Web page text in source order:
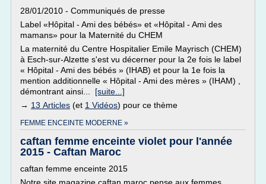
28/01/2010 - Communiqués de presse
Label «Hôpital - Ami des bébés» et «Hôpital - Ami des
mamans» pour la Maternité du CHEM
La maternité du Centre Hospitalier Emile Mayrisch (CHEM)
à Esch-sur-Alzette s'est vu décerner pour la 2e fois le label
« Hôpital - Ami des bébés » (IHAB) et pour la 1e fois la
mention additionnelle « Hôpital - Ami des mères » (IHAM) ,
démontrant ainsi... [suite...]
→ 13 Articles (et 1 Vidéos) pour ce thème
FEMME ENCEINTE MODERNE »
caftan femme enceinte violet pour l'année
2015 - Caftan Maroc
caftan femme enceinte 2015